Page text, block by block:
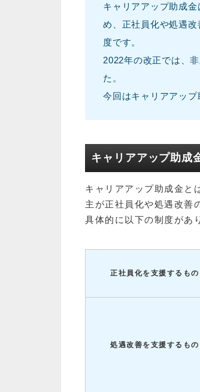
キャリアアップ助成
め、正社員化や処遇
度です。
2022年の改正では、
た。
今回はキャリアアップ
キャリアアップ助成
キャリアアップ助成金と
主が正社員化や処遇改善
具体的に以下の制度があ
正社員化を支援するもの
処遇改善を支援するもの